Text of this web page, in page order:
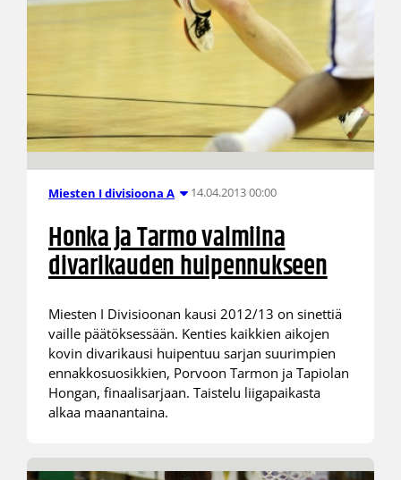
Miesten I divisioona A 14.04.2013 00:00
Honka ja Tarmo valmiina
divarikauden huipennukseen
Miesten I Divisioonan kausi 2012/13 on sinettiä
vaille päätöksessään. Kenties kaikkien aikojen
kovin divarikausi huipentuu sarjan suurimpien
ennakkosuosikkien, Porvoon Tarmon ja Tapiolan
Hongan, finaalisarjaan. Taistelu liigapaikasta
alkaa maanantaina.